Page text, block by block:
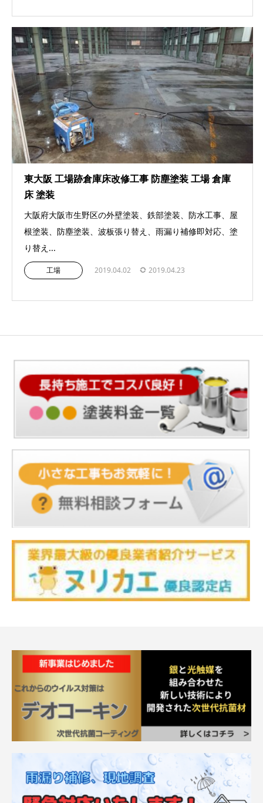
東大阪 工場跡倉庫床改修工事 防塵塗装 工場 倉庫
床 塗装
大阪府大阪市生野区の外壁塗装、鉄部塗装、防水工事、屋
根塗装、防塵塗装、波板張り替え、雨漏り補修即対応、塗
り替え...
工場 2019.04.02 2019.04.23